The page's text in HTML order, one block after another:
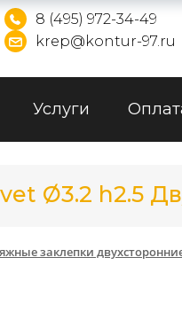
8 (495) 972-34-49
krep@kontur-97.ru
Услуги
Ø3.2 h2.5
заклепки